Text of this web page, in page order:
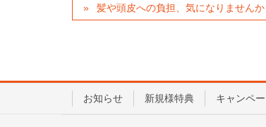
髪や頭皮への負担、気になりませんか
お知らせ 新規様特典 キャンペ